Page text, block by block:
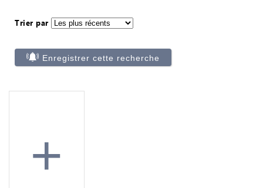
Trier par
Enregistrer cette recherche
+